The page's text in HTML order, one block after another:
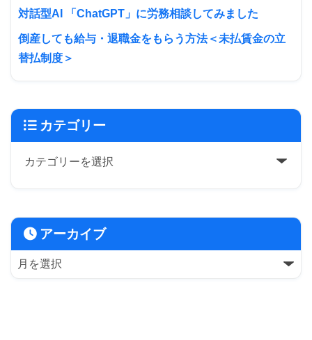
対話型AI 「ChatGPT」に労務相談してみました
倒産しても給与・退職金をもらう方法＜未払賃金の立
替払制度＞
カテゴリー
アーカイブ